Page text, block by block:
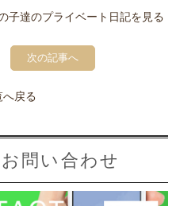
子達のプライベート日記を見る
次の記事へ
へ戻る
問い合わせ